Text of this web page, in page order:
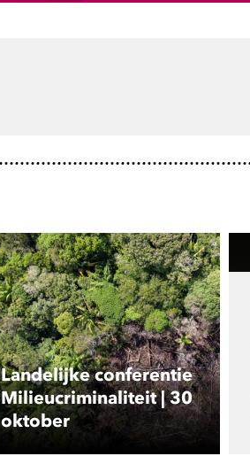
Landelijke conferentie
Milieucriminaliteit | 30
oktober